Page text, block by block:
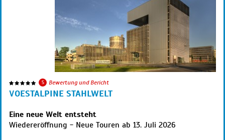
5 Bewertung und Bericht
VOESTALPINE STAHLWELT
Eine neue Welt entsteht
Wiedereröffnung - Neue Touren ab 13. Juli 2026